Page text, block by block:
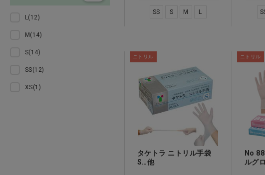
エキゾチック
受付・待合・院内消耗品
SS S M L
ニトリル
タケトラ ニトリル手袋
S…他
ニトリル
No
ルグ
L(12)
M(14)
S(14)
SS(12)
XS(1)